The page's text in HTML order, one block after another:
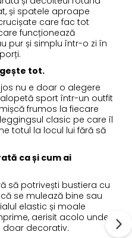
și spatele aproape
care fac tot
funcționează
pur și simplu într-o zi în
tot.
nu e doar o alegere
sport într-un outfit
frumos la fiecare
clasic pe care îl
totul la locul lui fără să
ca și cum ai
să potrivești bustiera cu
se mulează bine sau
elastic și moale
aerisit acolo unde
doar decorativ.